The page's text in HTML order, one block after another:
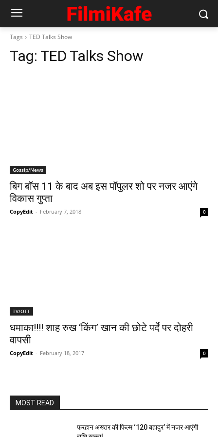
Tags TED Talks Show
Tag: TED Talks Show
Gossip/News
बिग बॉस 11 के बाद अब इस पॉपुलर शो पर नजर आएंगे
विकास गुप्ता
CopyEdit - February 7, 2018 0
TV/OTT
धमाका!!!! शाह रुख ‘किंग’ खान की छोटे पर्दे पर दोहरी
वापसी
CopyEdit - February 18, 2017 0
MOST READ
फरहान अख्तर की फिल्म ‘120 बहादुर’ में नजर आएंगी